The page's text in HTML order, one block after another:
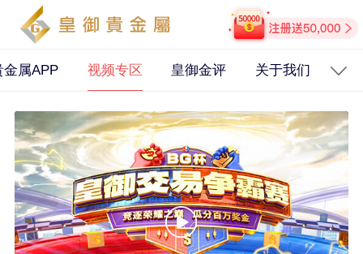
金属APP 视频专区 皇御金评 关于我们 公